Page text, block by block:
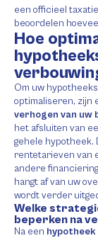
een officieel
beoordelen
Hoe
Om uw
optimaliseren, zijn
verhogen van uw
het afsluiten van
gehele hypotheek.
rentetarieven van
andere
hangt af van uw
wordt verder
Welke
beperken na
Na een hypotheek